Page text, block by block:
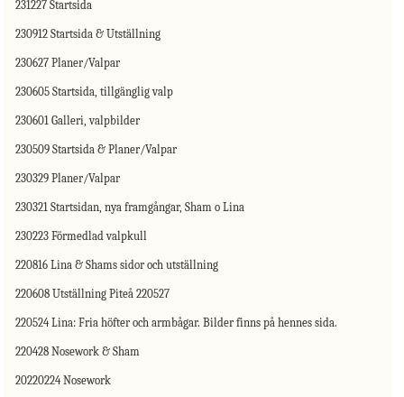
231227 Startsida
230912 Startsida & Utställning
230627 Planer/Valpar
230605 Startsida, tillgänglig valp
230601 Galleri, valpbilder
230509 Startsida & Planer/Valpar
230329 Planer/Valpar
230321 Startsidan, nya framgångar, Sham o Lina
230223 Förmedlad valpkull
220816 Lina & Shams sidor och utställning
220608 Utställning Piteå 220527
220524 Lina: Fria höfter och armbågar. Bilder finns på hennes sida.
220428 Nosework & Sham
20220224 Nosework